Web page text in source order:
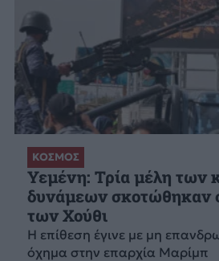
ΚΟΣΜΟΣ
Υεμένη: Τρία μέλη των
δυνάμεων σκοτώθηκαν
των Χούθι
Η επίθεση έγινε με μη
όχημα στην επαρχία Μαρίμπ